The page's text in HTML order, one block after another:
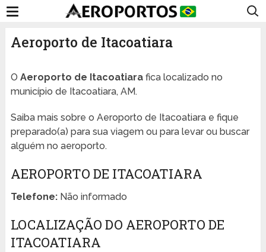
Aeroporto de Itacoatiara
O Aeroporto de Itacoatiarafica localizado no
município de Itacoatiara, AM.
Saiba mais sobre o Aeroporto de Itacoatiara e fique
preparado(a) para sua viagem ou para levar ou buscar
alguém no aeroporto.
AEROPORTO DE ITACOATIARA
Telefone:Não informado
LOCALIZAÇÃO DO AEROPORTO DE
ITACOATIARA